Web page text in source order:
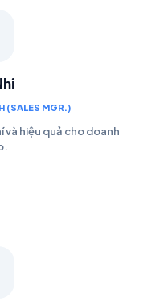
(SALES MGR.)
và hiệu quả cho doanh